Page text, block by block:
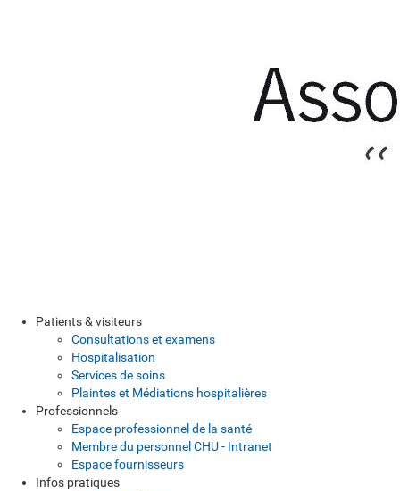
Patients & visiteurs
Consultations et examens
Hospitalisation
Services de soins
Plaintes et Médiations hospitalières
Professionnels
Espace professionnel de la santé
Membre du personnel CHU - Intranet
Espace fournisseurs
Infos pratiques